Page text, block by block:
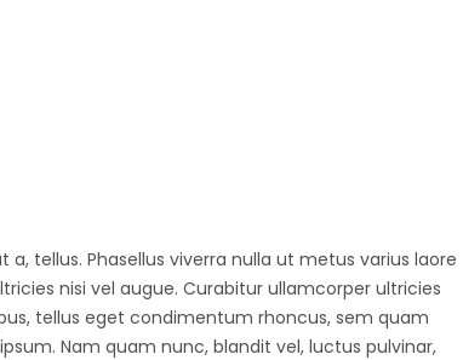
tellus. Phasellus viverra nulla ut metus varius laore
nisi vel augue. Curabitur ullamcorper ultricies
tellus eget condimentum rhoncus, sem quam
Nam quam nunc, blandit vel, luctus pulvinar,